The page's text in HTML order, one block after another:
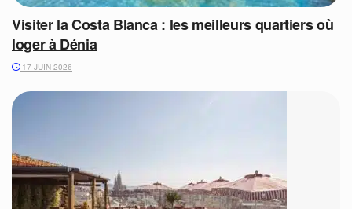
Visiter la Costa Blanca : les meilleurs quartiers où
loger à Dénia
17 JUIN 2026